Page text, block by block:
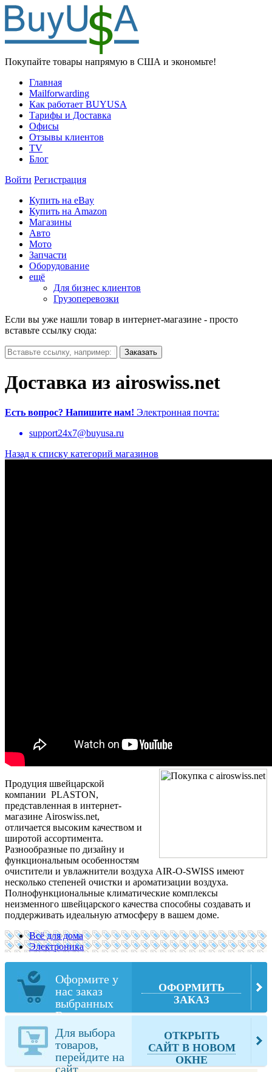
Покупайте товары напрямую в США и экономьте!
Главная
Mailforwarding
Как работает BUYUSA
Тарифы и Доставка
Офисы
Отзывы клиентов
TV
Блог
Войти Регистрация
Купить на eBay
Купить на Amazon
Магазины
Авто
Мото
Запчасти
Оборудование
ещё
Для бизнес клиентов
Грузоперевозки
Если вы уже нашли товар в интернет-магазине - просто
вставьте ссылку сюда:
Доставка из airoswiss.net
Есть вопрос? Напишите нам! Электронная почта:
support24x7@buyusa.ru
Назад к списку категорий магазинов
Продуция швейцарской
компании PLASTON,
представленная в интернет-
магазине Airoswiss.net,
отличается высоким качеством и
широтой ассортимента.
Разнообразные по дизайну и
функциональным особенностям
очистители и увлажнители воздуха AIR-O-SWISS имеют
несколько степеней очистки и ароматизации воздуха.
Полнофункциональные климатические комплексы
неизменного швейцарского качества способны создавать и
поддерживать идеальную атмосферу в вашем доме.
Всё для дома
Электроника
Оформите у
нас заказ
выбранных
Вами товаров
из
airoswiss.net
ОФОРМИТЬ
ЗАКАЗ
Для выбора
товаров,
перейдите на
сайт
ОТКРЫТЬ
САЙТ В НОВОМ
ОКНЕ